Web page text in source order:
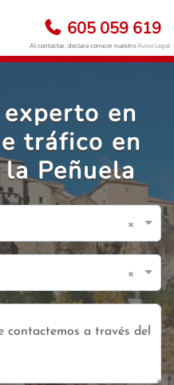
605 059 619
Al contactar, declara conocer nuestroAviso Legal
en
tráfico en
Peñuela
×
×